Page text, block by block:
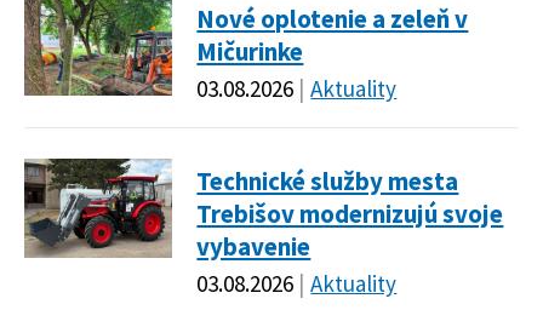
Nové oplotenie a zeleň v
Mičurinke
03.08.2026 Aktuality
Technické služby mesta
Trebišov modernizujú svoje
vybavenie
03.08.2026 Aktuality